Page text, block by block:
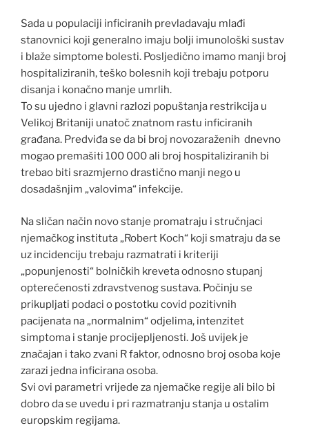
Sada u populaciji inficiranih prevladavaju mlađi
stanovnici koji generalno imaju bolji imunološki sustav
i blaže simptome bolesti. Posljedično imamo manji broj
hospitaliziranih, teško bolesnih koji trebaju potporu
disanja i konačno manje umrlih.
To su ujedno i glavni razlozi popuštanja restrikcija u
Velikoj Britaniji unatoč znatnom rastu inficiranih
građana. Predviđa se da bi broj novozaraženih dnevno
mogao premašiti 100 000 ali broj hospitaliziranih bi
trebao biti srazmjerno drastično manji nego u
dosadašnjim „valovima“ infekcije.
Na sličan način novo stanje promatraju i stručnjaci
njemačkog instituta „Robert Koch“ koji smatraju da se
uz incidenciju trebaju razmatrati i kriteriji
„popunjenosti“ bolničkih kreveta odnosno stupanj
opterećenosti zdravstvenog sustava. Počinju se
prikupljati podaci o postotku covid pozitivnih
pacijenata na „normalnim“ odjelima, intenzitet
simptoma i stanje procijepljenosti. Još uvijek je
značajan i tako zvani R faktor, odnosno broj osoba koje
zarazi jedna inficirana osoba.
Svi ovi parametri vrijede za njemačke regije ali bilo bi
dobro da se uvedu i pri razmatranju stanja u ostalim
europskim regijama.